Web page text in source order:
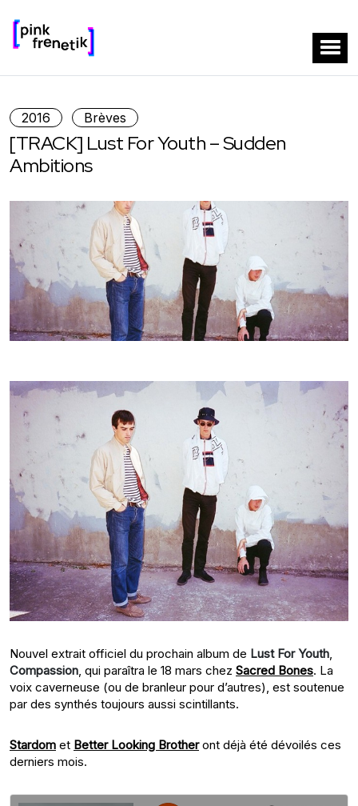
2016 Brèves
[TRACK] Lust For Youth – Sudden
Ambitions
Nouvel extrait officiel du prochain album de Lust For Youth
Compassion , qui paraîtra le 18 mars chez Sacred Bones. La
voix caverneuse (ou de branleur pour d’autres), est soutenue
par des synthés toujours aussi scintillants.
Stardom et Better Looking Brotheront déjà été dévoilés ces
derniers mois.